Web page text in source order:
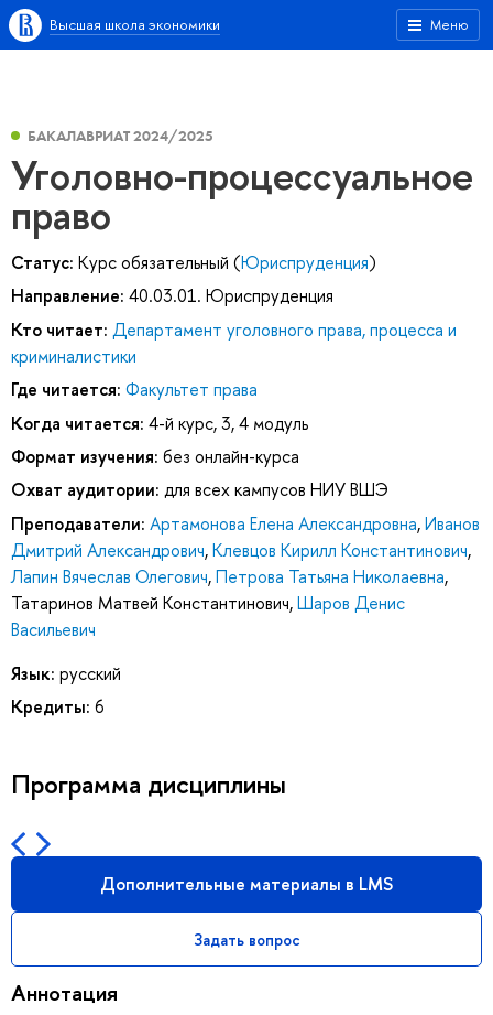
Меню
Высшая школа экономики
БАКАЛАВРИАТ 2024/2025
Уголовно-процессуальное
право
Статус: Курс обязательный (Юриспруденция)
Направление: 40.03.01. Юриспруденция
Кто читает: Департамент уголовного права, процесса и
криминалистики
Где читается: Факультет права
Когда читается: 4-й курс, 3, 4 модуль
Формат изучения: без онлайн-курса
Охват аудитории: для всех кампусов НИУ ВШЭ
Преподаватели: Артамонова Елена Александровна,Иванов
Дмитрий Александрович,Клевцов Кирилл Константинович,
Лапин Вячеслав Олегович,Петрова Татьяна Николаевна,
Татаринов Матвей Константинович,Шаров Денис
Васильевич
Язык: русский
Кредиты: 6
Программа дисциплины
Дополнительные материалы в LMS
Задать вопрос
Аннотация